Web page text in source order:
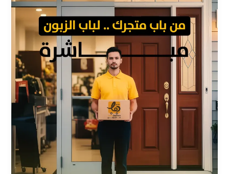
المناسبة
لمتجرك
الإلكتروني؟